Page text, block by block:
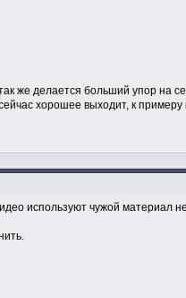
же делается больший упор на
хорошее выходит, к
используют чужой материал